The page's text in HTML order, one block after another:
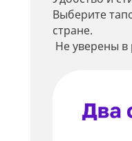
Выберите
стране.
Не уверены в